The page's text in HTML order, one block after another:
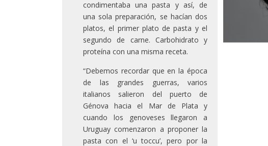
condimentaba una pasta y así, de
una sola preparación, se hacían dos
platos, el primer plato de pasta y el
segundo de carne. Carbohidrato y
proteína con una misma receta.
“Debemos recordar que en la época
de las grandes guerras, varios
italianos salieron del puerto de
Génova hacia el Mar de Plata y
cuando los genoveses llegaron a
Uruguay comenzaron a proponer la
pasta con el ‘u toccu’, pero por la